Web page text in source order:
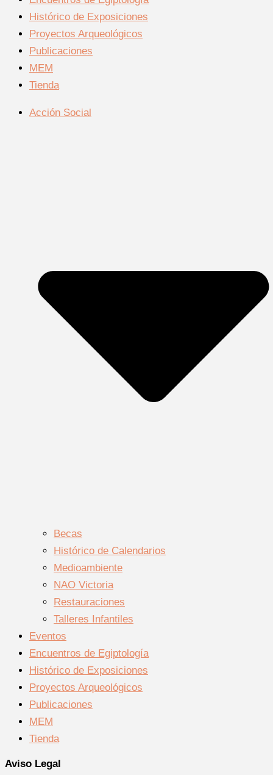
Histórico de Exposiciones
Proyectos Arqueológicos
Publicaciones
MEM
Tienda
Acción Social
Becas
Histórico de Calendarios
Medioambiente
NAO Victoria
Restauraciones
Talleres Infantiles
Eventos
Encuentros de Egiptología
Histórico de Exposiciones
Proyectos Arqueológicos
Publicaciones
MEM
Tienda
Aviso Legal